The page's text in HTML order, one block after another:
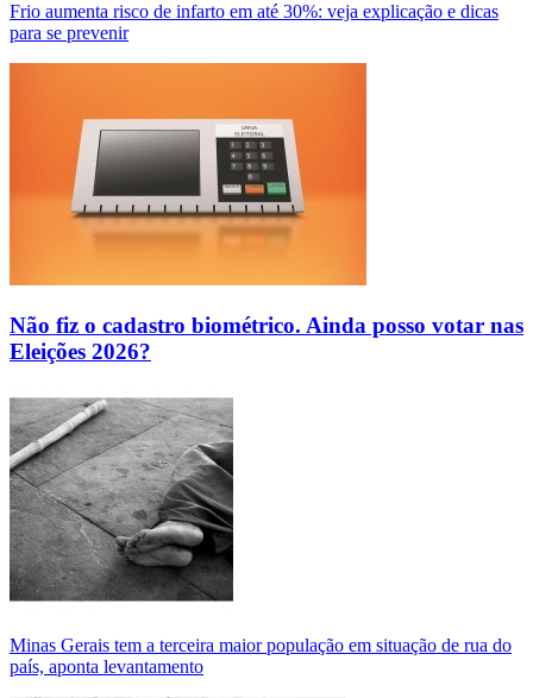
Frio aumenta risco de infarto em até 30%: veja explicação e dicas
para se prevenir
Não fiz o cadastro biométrico. Ainda posso votar nas
Eleições 2026?
Minas Gerais tem a terceira maior população em situação de rua do
país, aponta levantamento